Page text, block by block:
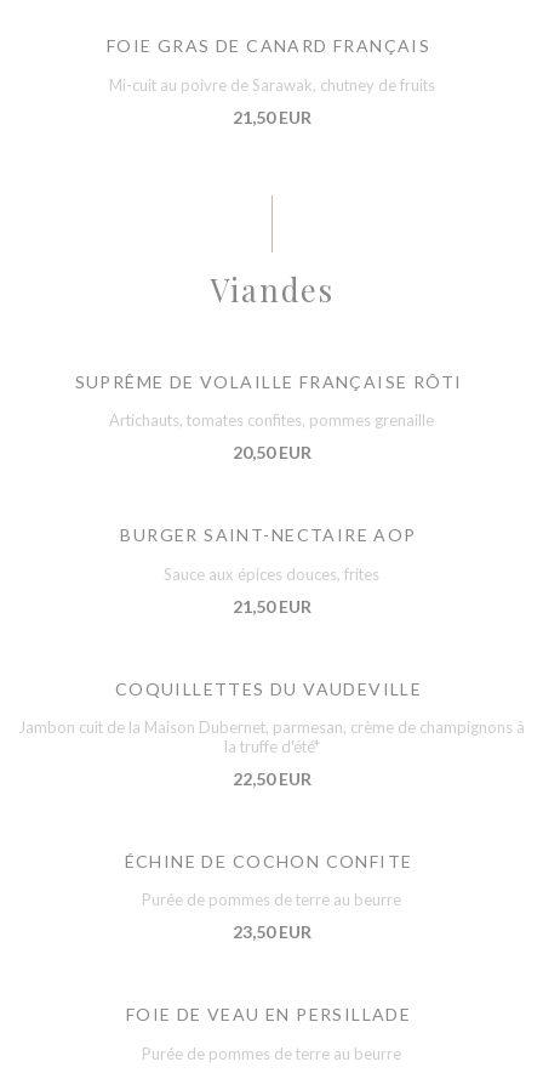
FOIE GRAS DE CANARD FRANÇAIS
Mi-cuit au poivre de Sarawak, chutney de fruits
21,50 EUR
Viandes
SUPRÊME DE VOLAILLE FRANÇAISE RÔTI
Artichauts, tomates confites, pommes grenaille
20,50 EUR
BURGER SAINT-NECTAIRE AOP
Sauce aux épices douces, frites
21,50 EUR
COQUILLETTES DU VAUDEVILLE
Jambon cuit de la Maison Dubernet, parmesan, crème de champignons à
la truffe d'été*
22,50 EUR
ÉCHINE DE COCHON CONFITE
Purée de pommes de terre au beurre
23,50 EUR
FOIE DE VEAU EN PERSILLADE
Purée de pommes de terre au beurre